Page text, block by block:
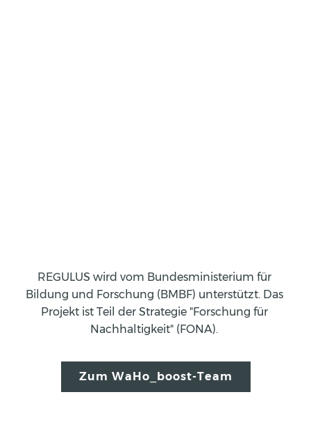
REGULUS wird vom Bundesministerium für
Bildung und Forschung (BMBF) unterstützt. Das
Projekt ist Teil der Strategie "Forschung für
Nachhaltigkeit" (FONA).
Zum WaHo_boost-Team